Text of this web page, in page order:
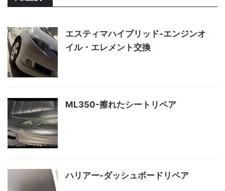
エスティマハイブリッド-エンジンオ
イル・エレメント交換
ML350-擦れたシートリペア
ハリアー-ダッシュボードリペア